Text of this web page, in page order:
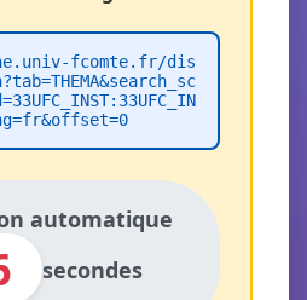
fcomte.fr/dis
automatique
secondes